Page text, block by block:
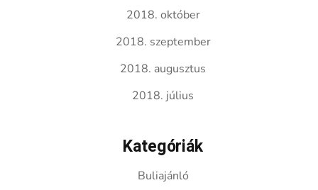
2018. október
2018. szeptember
2018. augusztus
2018. július
Kategóriák
Buliajánló